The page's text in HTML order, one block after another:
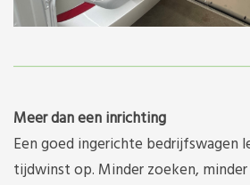
Meer dan een inrichting
Een goed ingerichte bedrijfswagen
tijdwinst op. Minder zoeken,